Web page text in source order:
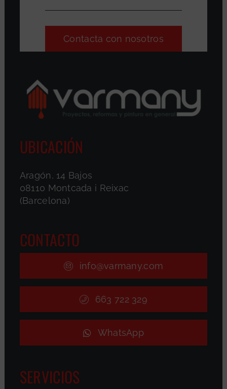
Contacta con nosotros
UBICACIÓN
Aragón, 14 Bajos
08110 Montcada i Reixac
(Barcelona)
CONTACTO
info@varmany.com
663 722 329
WhatsApp
SERVICIOS